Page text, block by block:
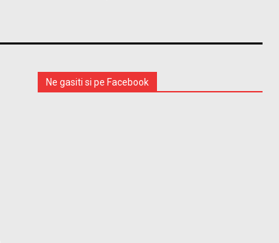
Ne gasiti si pe Facebook